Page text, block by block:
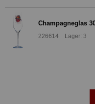
Champagneglas
226614 Lager: 3